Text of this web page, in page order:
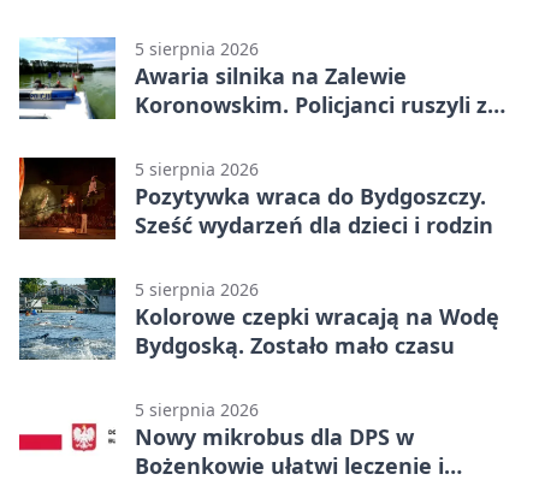
5 sierpnia 2026
Awaria silnika na Zalewie
Koronowskim. Policjanci ruszyli z
5 sierpnia 2026
Pozytywka wraca do Bydgoszczy.
Sześć wydarzeń dla dzieci i rodzin
5 sierpnia 2026
Kolorowe czepki wracają na Wodę
Bydgoską. Zostało mało czasu
5 sierpnia 2026
Nowy mikrobus dla DPS w
Bożenkowie ułatwi leczenie i